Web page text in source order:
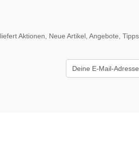
liefert Aktionen, Neue Artikel, Angebote,